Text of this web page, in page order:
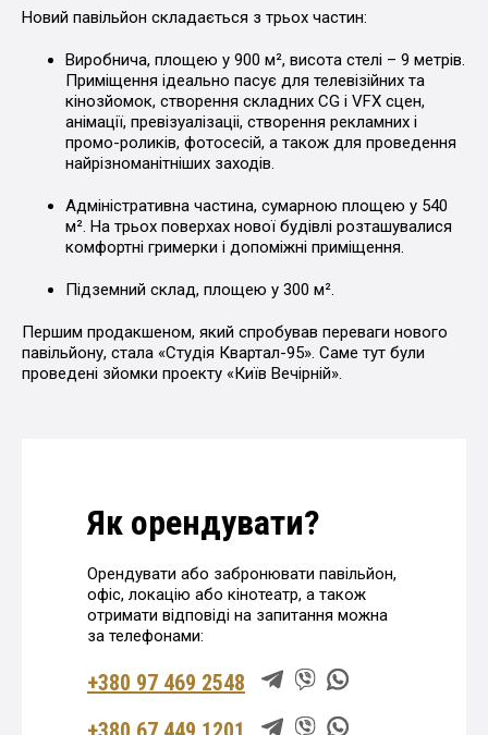
Новий павільйон складається з трьох частин:
Виробнича, площею у 900 м², висота стелі – 9 метрів.
Приміщення ідеально пасує для телевізійних та
кінозйомок, створення складних CG і VFX сцен,
анімації, превізуалізаціі, створення рекламних і
промо-роликів, фотосесій, а також для проведення
найрізноманітніших заходів.
Адміністративна частина, сумарною площею у 540
м². На трьох поверхах нової будівлі розташувалися
комфортні гримерки і допоміжні приміщення.
Підземний склад, площею у 300 м².
Першим продакшеном, який спробував переваги нового
павільйону, стала «Студія Квартал-95». Саме тут були
проведені зйомки проекту «Київ Вечірній».
Як орендувати?
Орендувати або забронювати павільйон,
офіс, локацію або кінотеатр, а також
отримати відповіді на запитання можна
за телефонами:
+380 97 469 2548